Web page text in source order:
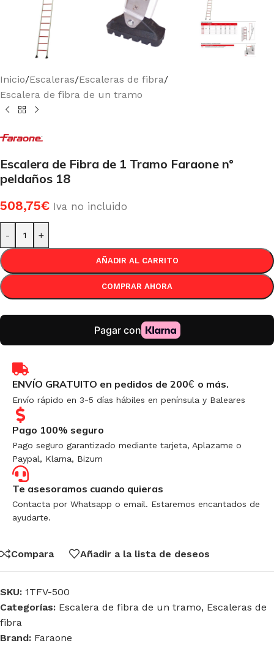
Inicio/Escaleras/Escaleras de fibra/
Escalera de fibra de un tramo
Escalera de Fibra de 1 Tramo Faraone n°
peldaños 18
508,75€ Iva no incluido
- +
AÑADIR AL CARRITO
COMPRAR AHORA
ENVÍO GRATUITO en pedidos de 200€ o más.
Envío rápido en 3-5 días hábiles en península y Baleares
Pago 100% seguro
Pago seguro garantizado mediante tarjeta, Aplazame o
Paypal, Klarna, Bizum
Te asesoramos cuando quieras
Contacta por Whatsapp o email. Estaremos encantados de
ayudarte.
Compara Añadir a la lista de deseos
SKU: 1TFV-500
Categorías: Escalera de fibra de un tramo, Escaleras de
fibra
Brand: Faraone